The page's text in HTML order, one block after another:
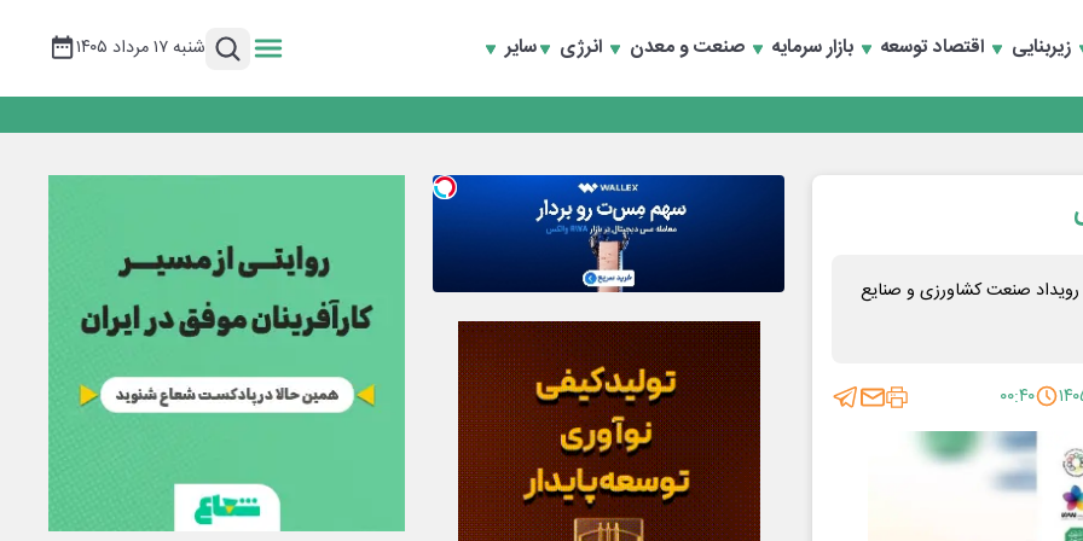
زیربنایی اقتصاد توسعه بازار سرمایه صنعت و معدن انرژی سایر شنبه ۱۷ مرداد ۱۴۰۵
رویداد صنعت کشاورزی و صنایع
۰۰:۴۰